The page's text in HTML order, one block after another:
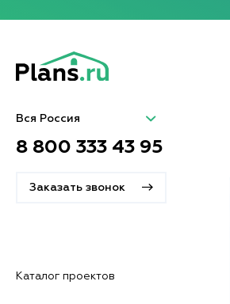
Вся Россия
8 800 333 43 95
Заказать звонок
Каталог проектов